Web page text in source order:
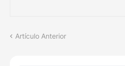
Artículo Anterior